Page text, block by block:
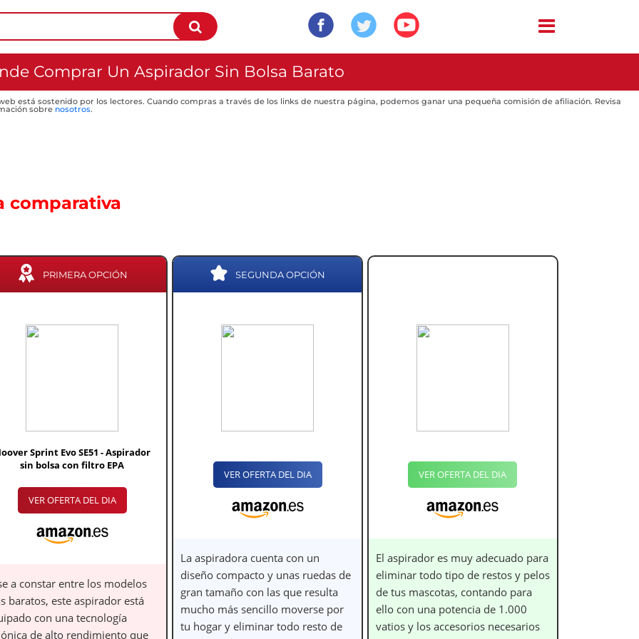
Comprar Un Aspirador Sin Bolsa Barato
está sostenido por los lectores. Cuando compras a través de los links de nuestra página, podemos ganar una pequeña comisión de afiliación. Revisa
sobre nosotros.
comparativa
PRIMERA OPCIÓN
Sprint Evo SE51 - Aspirador
sin bolsa con filtro EPA
VER OFERTA DEL DIA
a constar entre los modelos
baratos, este aspirador está
con una tecnología
de alto rendimiento que
SEGUNDA OPCIÓN
VER OFERTA DEL DIA
La aspiradora cuenta con un
diseño compacto y unas ruedas de
gran tamaño con las que resulta
mucho más sencillo moverse por
tu hogar y eliminar todo resto de
VER OFERTA DEL DIA
El aspirador es muy adecuado para
eliminar todo tipo de restos y pelos
de tus mascotas, contando para
ello con una potencia de 1.000
vatios y los accesorios necesarios